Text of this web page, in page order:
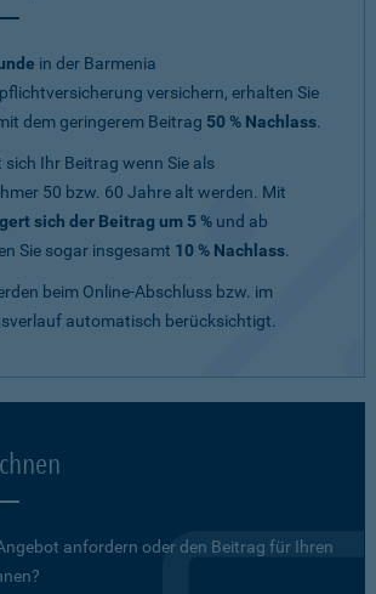
in der Barmenia
versichern, erhalten Sie
dem geringerem Beitrag 50 % Nachlass.
Ihr Beitrag wenn Sie als
50 bzw. 60 Jahre alt werden. Mit
sich der Beitrag um 5 % und ab
Sie sogar insgesamt 10 % Nachlass.
beim Online-Abschluss bzw. im
automatisch berücksichtigt.
anfordern oder den Beitrag für Ihren